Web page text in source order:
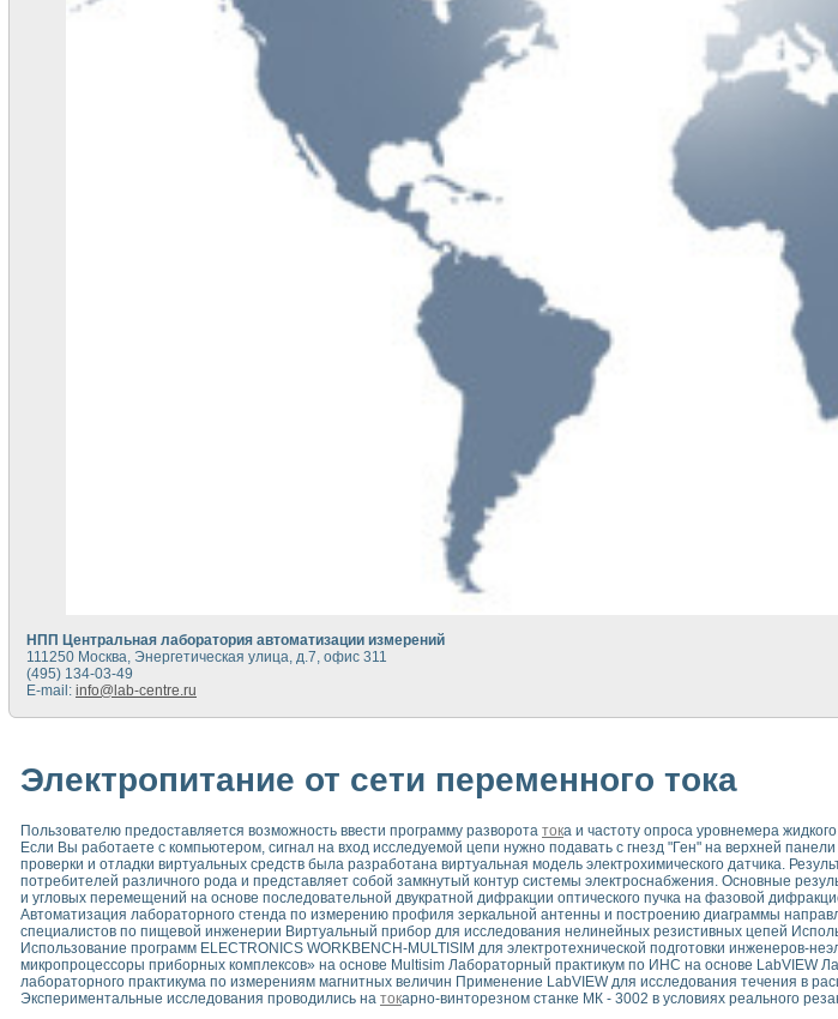
НПП Центральная лаборатория автоматизации измерений
111250 Москва, Энергетическая улица, д.7, офис 311
(495) 134-03-49
E-mail: info@lab-centre.ru
Электропитание от сети переменного тока
Пользователю предоставляется возможность ввести программу разворота тока и частоту опроса уровнемера
Если Вы работаете с компьютером, сигнал на вход исследуемой цепи нужно подавать с гнезд "Ген" на верхней
проверки и отладки виртуальных средств была разработана виртуальная модель электрохимического датчика.
потребителей различного рода и представляет собой замкнутый контур системы электроснабжения. Основные
и угловых перемещений на основе последовательной двукратной дифракции оптического пучка на фазовой
Автоматизация лабораторного стенда по измерению профиля зеркальной антенны и построению диаграммы
специалистов по пищевой инженерии Виртуальный прибор для исследования нелинейных резистивных цепей
Использование программ ELECTRONICS WORKBENCH-MULTISIM для электротехнической подготовки инженеров-
микропроцессоры приборных комплексов» на основе Multisim Лабораторный практикум по ИНС на основе LabVIEW
лабораторного практикума по измерениям магнитных величин Применение LabVIEW для исследования течения в
Экспериментальные исследования проводились на токарно-винторезном станке МК - 3002 в условиях реального